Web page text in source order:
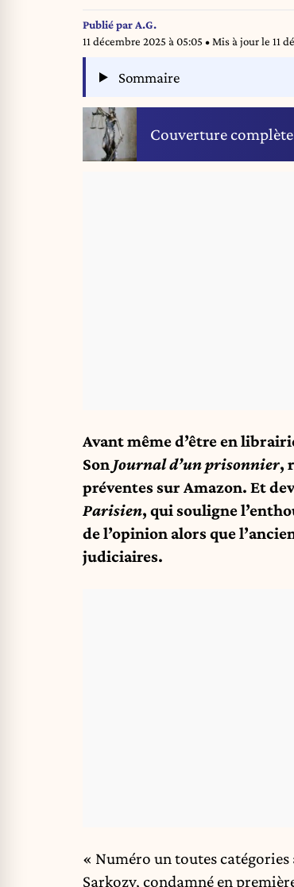
Publié parA.G.
11 décembre 2025 à 05:05 • Mis à jour le 11
Sommaire
Couverture
Avant même d’être en
Son Journal d’un prisonnier,
préventes sur Amazon. Et
Parisien, qui souligne
de l’opinion alors que
judiciaires.
« Numéro un toutes catégories
Sarkozy, condamné en